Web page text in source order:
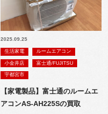
2025.09.25
生活家電 ルームエアコン
小金井店 富士通/FUJITSU
宇都宮市
【家電製品】富士通のルームエ
アコンAS-AH225Sの買取